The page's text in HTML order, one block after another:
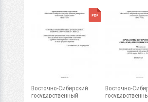
Восточно-Сибирский
государственный
Восточно-